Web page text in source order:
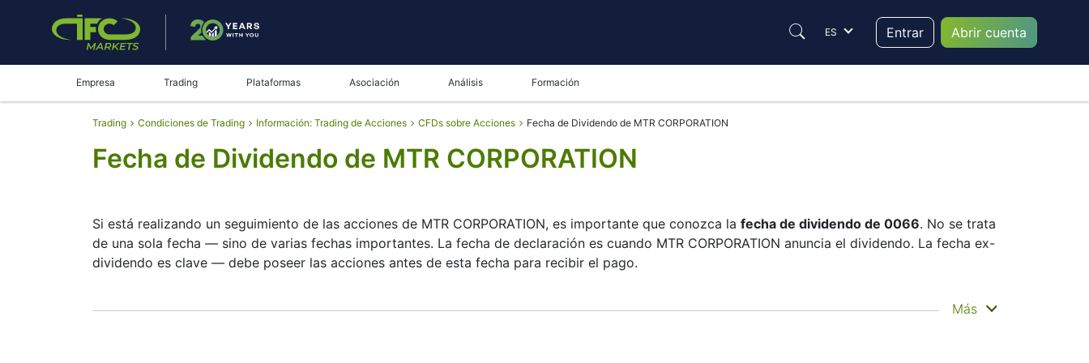
ES Entrar Abrir cuenta
Empresa Trading Plataformas Asociación Análisis Formación
Trading Condiciones de Trading Información: Trading de Acciones CFDs sobre Acciones Fecha de Dividendo de MTR CORPORATION
Fecha de Dividendo de MTR CORPORATION
Si está realizando un seguimiento de las acciones de MTR CORPORATION, es importante que conozca la fecha de dividendo de 0066. No se trata
de una sola fecha — sino de varias fechas importantes. La fecha de declaración es cuando MTR CORPORATION anuncia el dividendo. La fecha ex-
dividendo es clave — debe poseer las acciones antes de esta fecha para recibir el pago.
La fecha de registro es cuando MTR CORPORATION consulta su lista de accionistas, y la fecha de pago es cuando usted recibe el dinero. MTR
Más